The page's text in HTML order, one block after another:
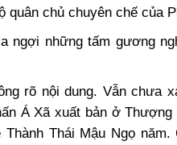
chủ chuyên chế của
ngợi những tấm gương
rõ nội dung. Vẫn chưa
Á Xã xuất bản ở
Thái Mậu Ngọ